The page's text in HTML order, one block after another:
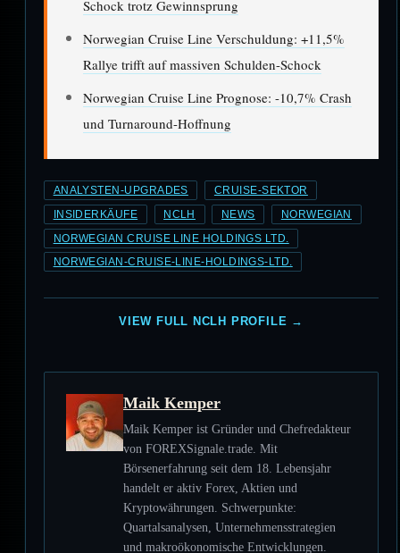
Schock trotz Gewinnsprung
Norwegian Cruise Line Verschuldung: +11,5%
Rallye trifft auf massiven Schulden-Schock
Norwegian Cruise Line Prognose: -10,7% Crash
und Turnaround-Hoffnung
ANALYSTEN-UPGRADES CRUISE-SEKTOR
INSIDERKÄUFE NCLH NEWS NORWEGIAN
NORWEGIAN CRUISE LINE HOLDINGS LTD.
NORWEGIAN-CRUISE-LINE-HOLDINGS-LTD.
VIEW FULL NCLH PROFILE →
Maik Kemper
Maik Kemper ist Gründer und Chefredakteur
von FOREXSignale.trade. Mit
Börsenerfahrung seit dem 18. Lebensjahr
handelt er aktiv Forex, Aktien und
Kryptowährungen. Schwerpunkte:
Quartalsanalysen, Unternehmensstrategien
und makroökonomische Entwicklungen.